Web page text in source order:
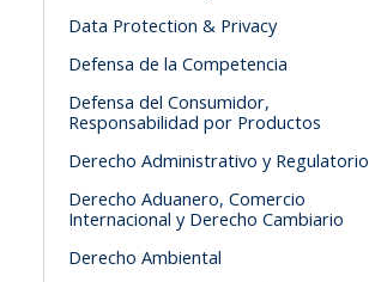
Data Protection & Privacy
Defensa de la Competencia
Defensa del Consumidor,
Responsabilidad por Productos
Derecho Administrativo y Regulatorio
Derecho Aduanero, Comercio
Internacional y Derecho Cambiario
Derecho Ambiental